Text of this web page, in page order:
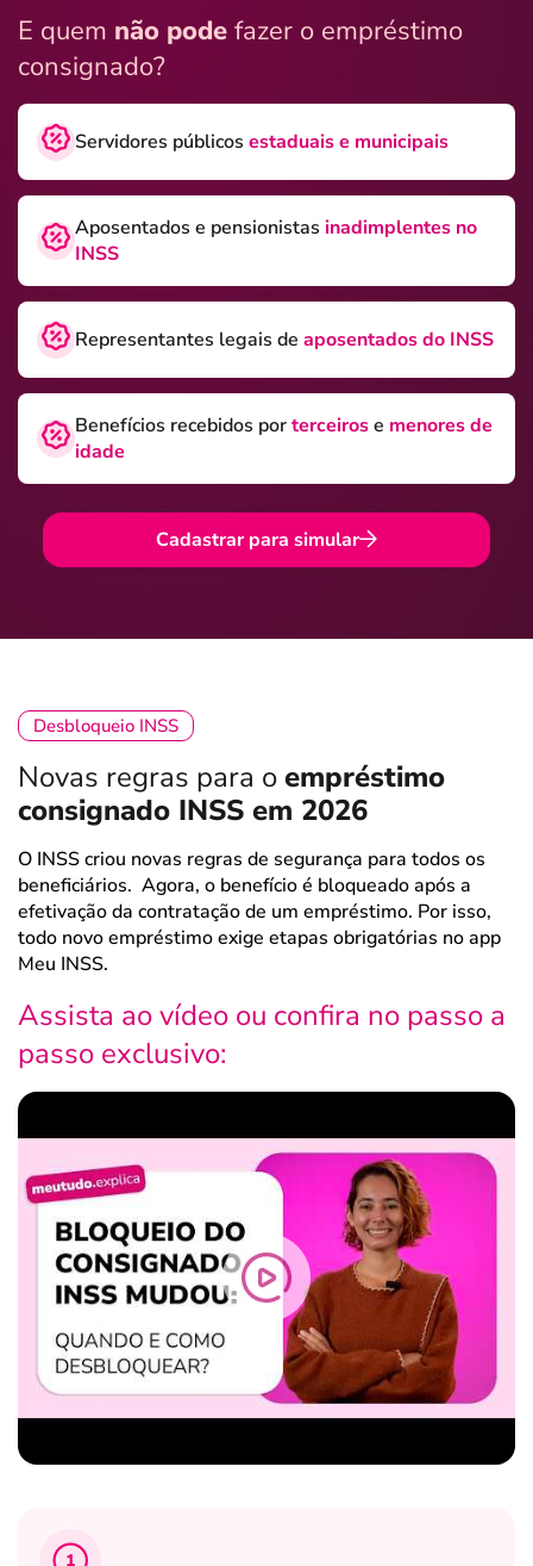
E quem não pode fazer o empréstimo
consignado?
Servidores públicos estaduais e municipais
Aposentados e pensionistas inadimplentes no
INSS
Representantes legais de aposentados do INSS
Benefícios recebidos porterceirose menores de
idade
Cadastrar para simular
Desbloqueio INSS
Novas regras para oempréstimo
consignado INSS em 2026
O INSS criou novas regras de segurança para todos os
beneficiários. Agora, o benefício é bloqueado após a
efetivação da contratação de um empréstimo. Por isso,
todo novo empréstimo exige etapas obrigatórias no app
Meu INSS.
Assista ao vídeo ou confira no passo a
passo exclusivo:
1